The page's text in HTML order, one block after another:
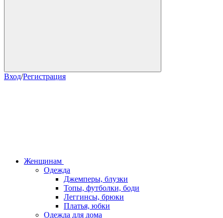
Вход/Регистрация
Женщинам
Одежда
Джемперы, блузки
Топы, футболки, боди
Леггинсы, брюки
Платья, юбки
Одежда для дома